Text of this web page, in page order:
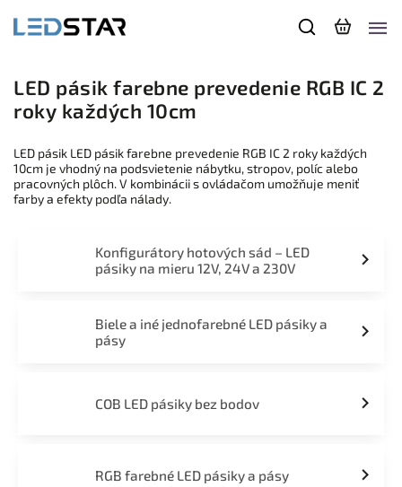
LED pásik farebne prevedenie RGB IC 2
roky každých 10cm
LED pásik LED pásik farebne prevedenie RGB IC 2 roky každých
10cm je vhodný na podsvietenie nábytku, stropov, políc alebo
pracovných plôch. V kombinácii s ovládačom umožňuje meniť
farby a efekty podľa nálady.
Konfigurátory hotových sád – LED
pásiky na mieru 12V, 24V a 230V
Biele a iné jednofarebné LED pásiky a
pásy
COB LED pásiky bez bodov
RGB farebné LED pásiky a pásy